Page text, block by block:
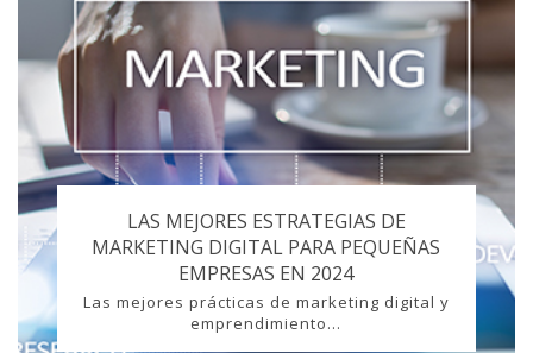
LAS MEJORES ESTRATEGIAS DE
MARKETING DIGITAL PARA PEQUEÑAS
EMPRESAS EN 2024
Las mejores prácticas de marketing digital y
emprendimiento...